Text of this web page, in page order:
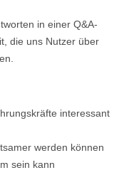
in einer Q&A-
die uns Nutzer über
interessant
werden können
sein kann